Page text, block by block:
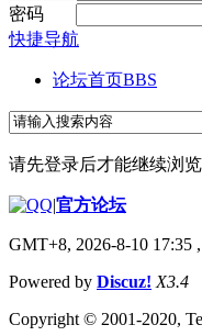
密码
快捷导航
论坛首页BBS
请先登录后才能继续浏览
|官方论坛
GMT+8, 2026-8-10 17:35
Powered by Discuz! X3.4
Copyright © 2001-2020,